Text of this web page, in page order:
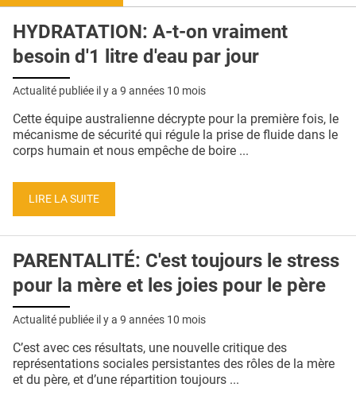
RÉSEAUX
E-REVUE SAD
QUI SOMMES-NOUS ?
CONDITIONS GÉNÉRALES
CRÉDITS
les
les
HYDRATATION: A-t-on vraiment
besoin d'1 litre d'eau par jour
Actualité publiée il y a 9 années 10 mois
Cette équipe australienne décrypte pour la première fois, le
mécanisme de sécurité qui régule la prise de fluide dans le
corps humain et nous empêche de boire ...
LIRE LA SUITE
PARENTALITÉ: C'est toujours le stress
pour la mère et les joies pour le père
Actualité publiée il y a 9 années 10 mois
C’est avec ces résultats, une nouvelle critique des
représentations sociales persistantes des rôles de la mère
et du père, et d’une répartition toujours ...